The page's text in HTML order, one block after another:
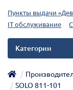
Пункты выдачи
IT обслуживание
Категории
SOLO 811-101